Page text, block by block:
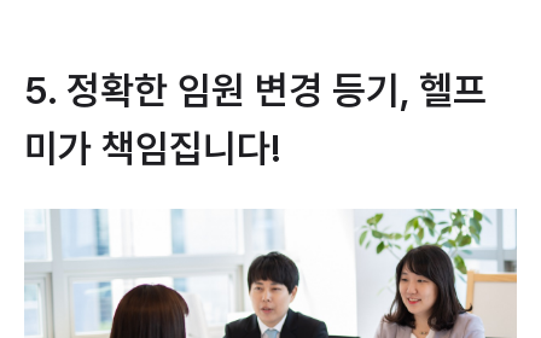
5. 정확한 임원 변경 등기, 헬프
미가 책임집니다!